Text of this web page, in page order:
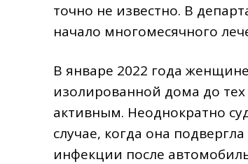
точно не известно. В
начало многомесячного
В январе 2022 года
изолированной дома до тех
активным. Неоднократно
случае, когда она
инфекции после